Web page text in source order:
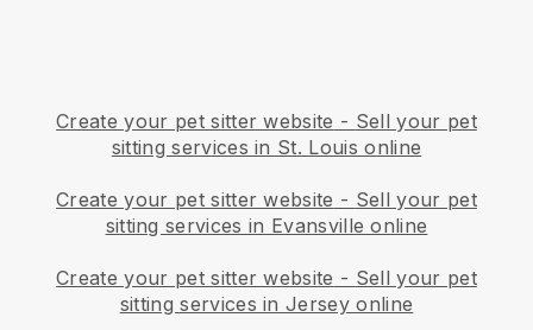
Create your pet sitter website - Sell your pet
sitting services in St. Louis online
Create your pet sitter website - Sell your pet
sitting services in Evansville online
Create your pet sitter website - Sell your pet
sitting services in Jersey online